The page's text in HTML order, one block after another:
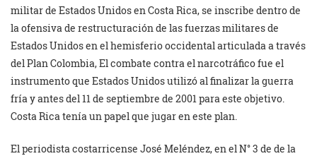
militar de Estados Unidos en Costa Rica, se inscribe dentro de
la ofensiva de restructuración de las fuerzas militares de
Estados Unidos en el hemisferio occidental articulada a través
del Plan Colombia, El combate contra el narcotráfico fue el
instrumento que Estados Unidos utilizó al finalizar la guerra
fría y antes del 11 de septiembre de 2001 para este objetivo.
Costa Rica tenía un papel que jugar en este plan.
El periodista costarricense José Meléndez, en el N° 3 de de la